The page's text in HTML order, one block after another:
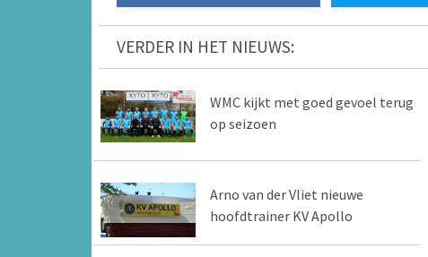
VERDER IN HET NIEUWS:
WMC kijkt met goed gevoel terug
op seizoen
Arno van der Vliet nieuwe
hoofdtrainer KV Apollo